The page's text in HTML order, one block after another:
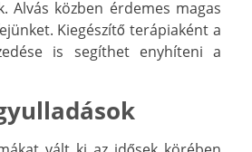
Alvás közben érdemes magas
Kiegészítő terápiaként a
is segíthet enyhíteni a